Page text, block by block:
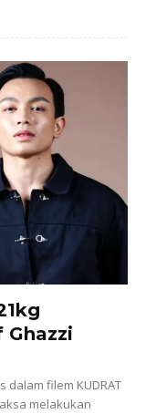
Ghazzi
dalam filem KUDRAT
melakukan